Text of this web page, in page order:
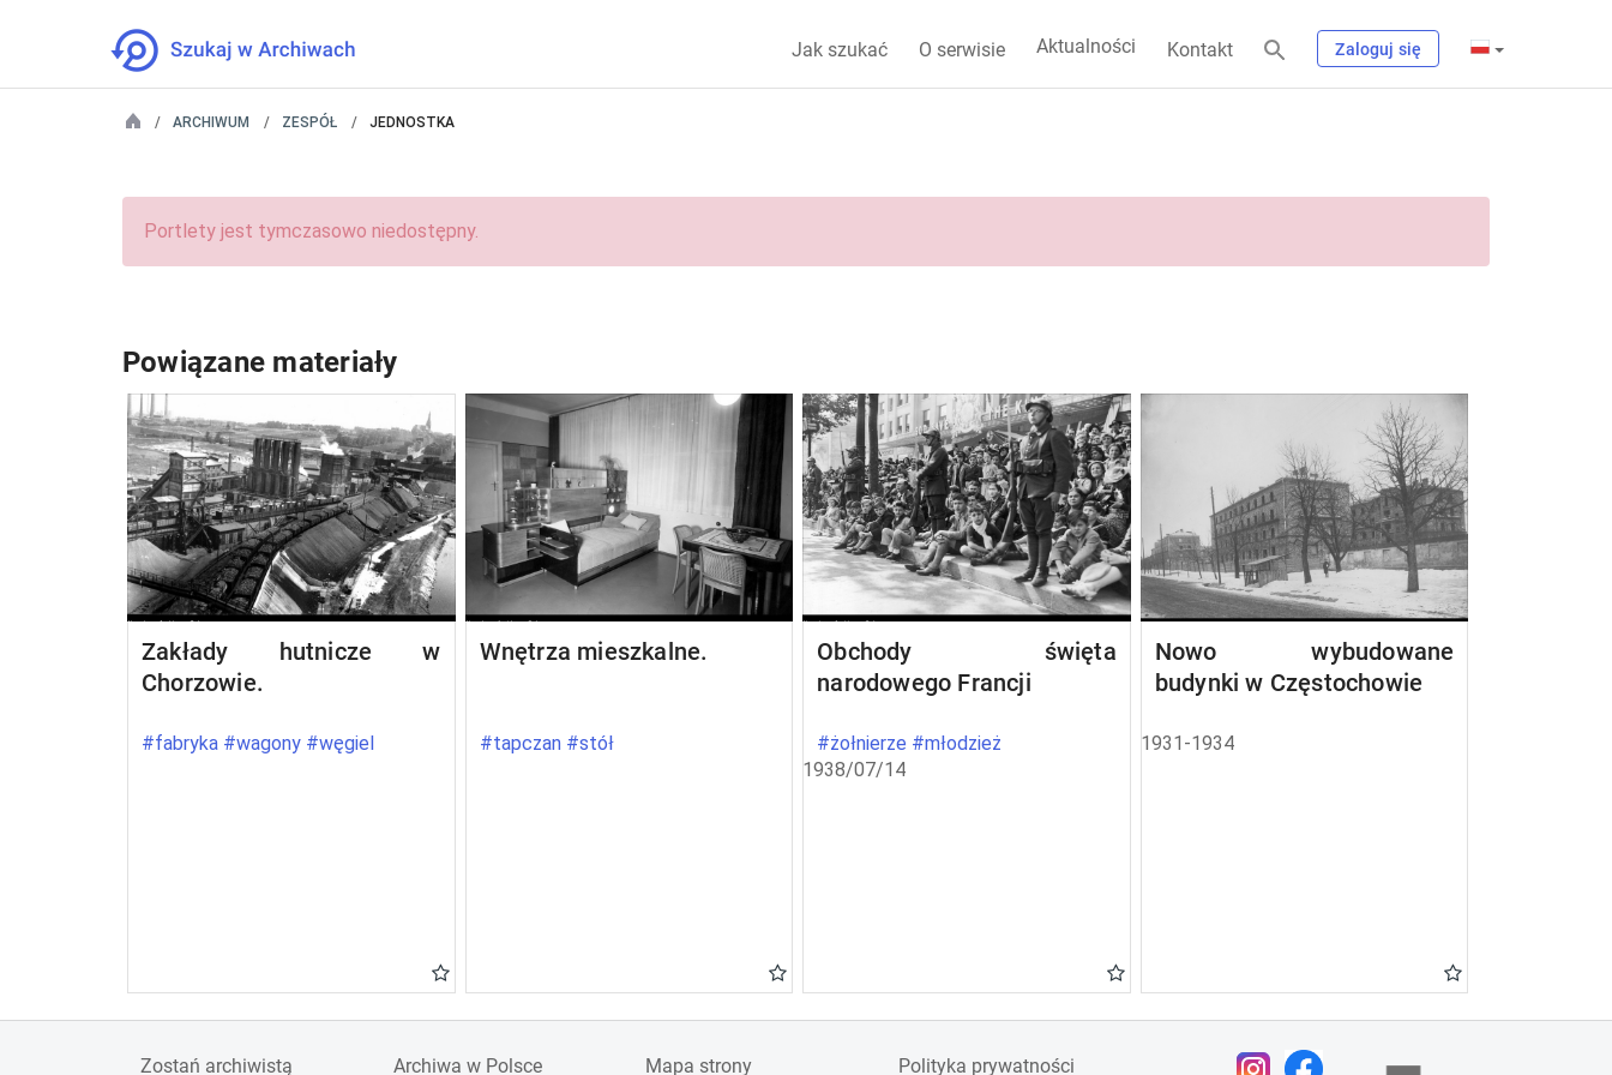
Jak szukać O serwisie Aktualności Kontakt Zaloguj się
ARCHIWUM ZESPÓŁ JEDNOSTKA
Portlety jest tymczasowo niedostępny.
Powiązane materiały
Zakłady hutnicze w
Chorzowie.
#fabryka #wagony #węgiel
Wnętrza mieszkalne.
#tapczan #stół
Obchody święta
narodowego Francji
#żołnierze #młodzież
1938/07/14
Nowo wybudowane
budynki w Częstochowie
1931-1934
Zostań archiwistą Archiwa w Polsce Mapa strony Polityka prywatności